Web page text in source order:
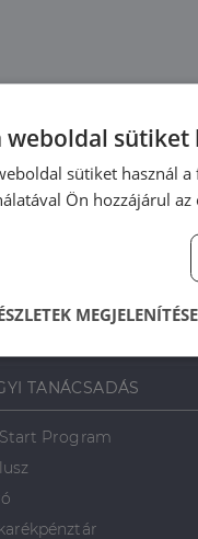
TANÁCSADÁS
Program
weboldal sütiket
sütiket használ
Ön hozzájárul
MEGJELENÍTÉSE
szükséges